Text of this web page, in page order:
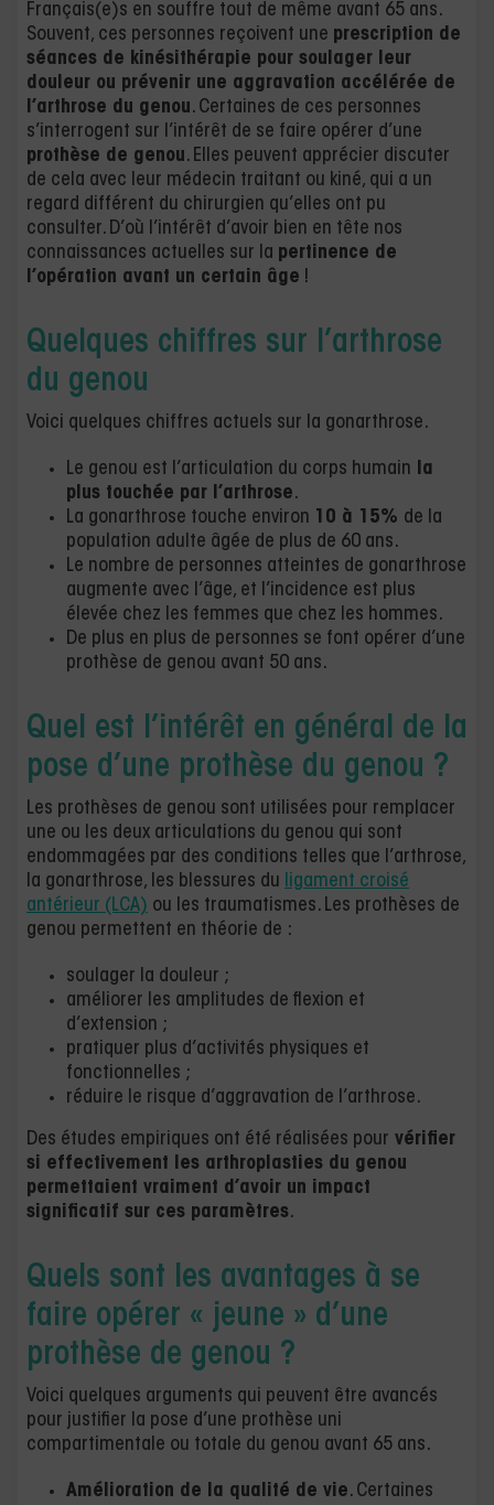
Français(e)s en souffre tout de même avant 65 ans.
Souvent, ces personnes reçoivent une prescription de
séances de kinésithérapie pour soulager leur
douleur ou prévenir une aggravation accélérée de
l’arthrose du genou. Certaines de ces personnes
s’interrogent sur l’intérêt de se faire opérer d’une
prothèse de genou. Elles peuvent apprécier discuter
de cela avec leur médecin traitant ou kiné, qui a un
regard différent du chirurgien qu’elles ont pu
consulter. D’où l’intérêt d’avoir bien en tête nos
connaissances actuelles sur la pertinence de
l’opération avant un certain âge !
Quelques chiffres sur l’arthrose
du genou
Voici quelques chiffres actuels sur la gonarthrose.
Le genou est l’articulation du corps humain la
plus touchée par l’arthrose.
La gonarthrose touche environ 10 à 15% de la
population adulte âgée de plus de 60 ans.
Le nombre de personnes atteintes de gonarthrose
augmente avec l’âge, et l’incidence est plus
élevée chez les femmes que chez les hommes.
De plus en plus de personnes se font opérer d’une
prothèse de genou avant 50 ans.
Quel est l’intérêt en général de la
pose d’une prothèse du genou ?
Les prothèses de genou sont utilisées pour remplacer
une ou les deux articulations du genou qui sont
endommagées par des conditions telles que l’arthrose,
la gonarthrose, les blessures du ligament croisé
antérieur (LCA) ou les traumatismes. Les prothèses de
genou permettent en théorie de :
soulager la douleur ;
améliorer les amplitudes de flexion et
d’extension ;
pratiquer plus d’activités physiques et
fonctionnelles ;
réduire le risque d’aggravation de l’arthrose.
Des études empiriques ont été réalisées pour vérifier
si effectivement les arthroplasties du genou
permettaient vraiment d’avoir un impact
significatif sur ces paramètres.
Quels sont les avantages à se
faire opérer « jeune » d’une
prothèse de genou ?
Voici quelques arguments qui peuvent être avancés
pour justifier la pose d’une prothèse uni
compartimentale ou totale du genou avant 65 ans.
Amélioration de la qualité de vie. Certaines